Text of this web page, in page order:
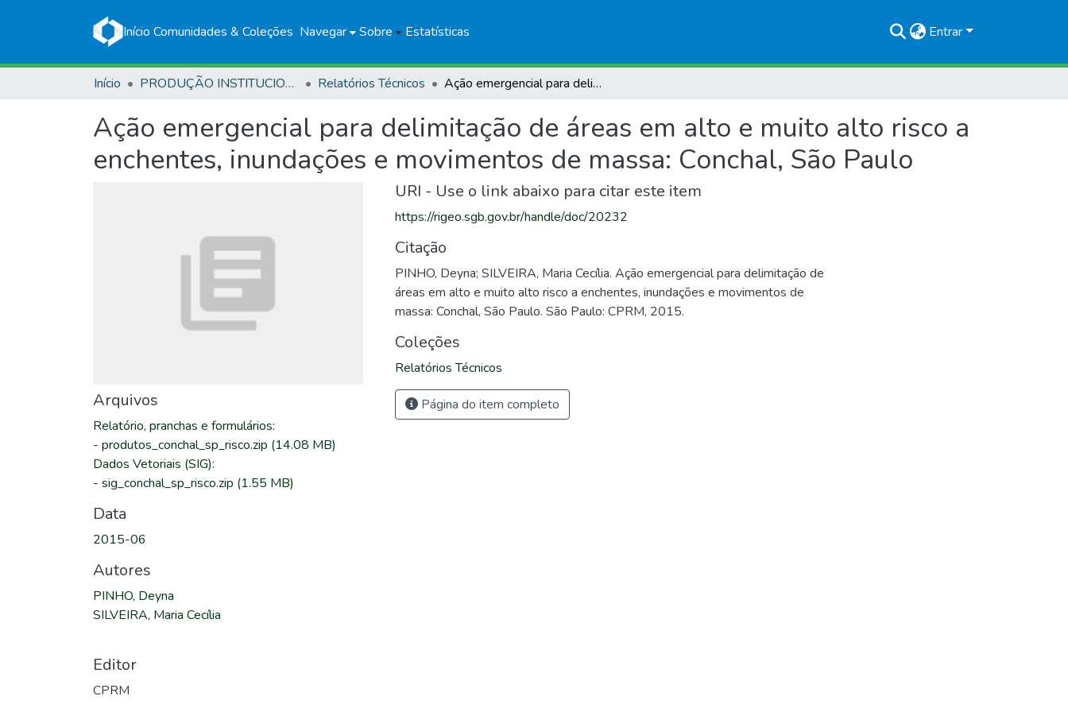
Início Comunidades & Coleções Navegar Sobre Estatísticas Entrar
Início PRODUÇÃO INSTITUCIONAL Relatórios Técnicos Ação emergencial para delimitação de áreas em alto e muito alto risco a enchentes, inundações e movimentos de massa: Conchal, São Paulo
Ação emergencial para delimitação de áreas em alto e muito alto risco a
enchentes, inundações e movimentos de massa: Conchal, São Paulo
Arquivos
Relatório, pranchas e formulários:
- produtos_conchal_sp_risco.zip (14.08 MB)
Dados Vetoriais (SIG):
- sig_conchal_sp_risco.zip (1.55 MB)
Data
2015-06
Autores
PINHO, Deyna
SILVEIRA, Maria Cecília
Editor
CPRM
URI - Use o link abaixo para citar este item
https://rigeo.sgb.gov.br/handle/doc/20232
Citação
PINHO, Deyna; SILVEIRA, Maria Cecília. Ação emergencial para delimitação de
áreas em alto e muito alto risco a enchentes, inundações e movimentos de
massa: Conchal, São Paulo. São Paulo: CPRM, 2015.
Coleções
Relatórios Técnicos
Página do item completo